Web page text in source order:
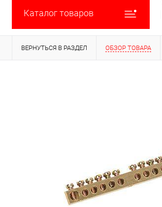
Каталог товаров
ВЕРНУТЬСЯ В РАЗДЕЛ ОБЗОР ТОВАРА